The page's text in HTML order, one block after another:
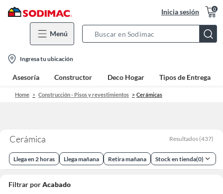
Inicia sesión 0
Menú
Bar
location-
icon
Ingresa tu ubicación
Asesoría Constructor Deco Hogar Tipos de Entrega
Home Construcción - Pisos y revestimientos Cerámicas
Cerámica Resultados (437)
Llega en 2 horas Llega mañana Retira mañana Stock en tienda(0)
Filtrar porAcabado